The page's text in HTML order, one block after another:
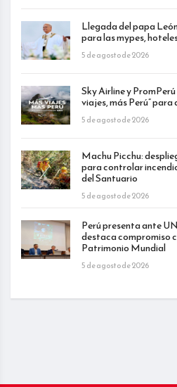
Llegada del papa
para las mypes,
5 de agosto de 2026
Sky Airline y
viajes, más Perú”
5 de agosto de 2026
Machu Picchu:
para controlar
del Santuario
5 de agosto de 2026
Perú presenta ante
destaca compromiso
Patrimonio Mundial
5 de agosto de 2026